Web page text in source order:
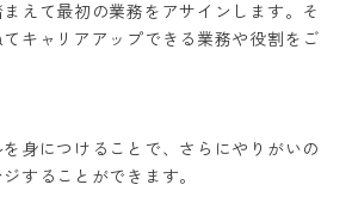
えて最初の業務をアサインします。そ
キャリアアップできる業務や役割をご
身につけることで、さらにやりがいの
することができます。